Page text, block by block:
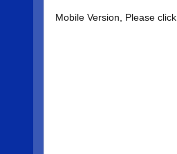
Mobile Version, Please click